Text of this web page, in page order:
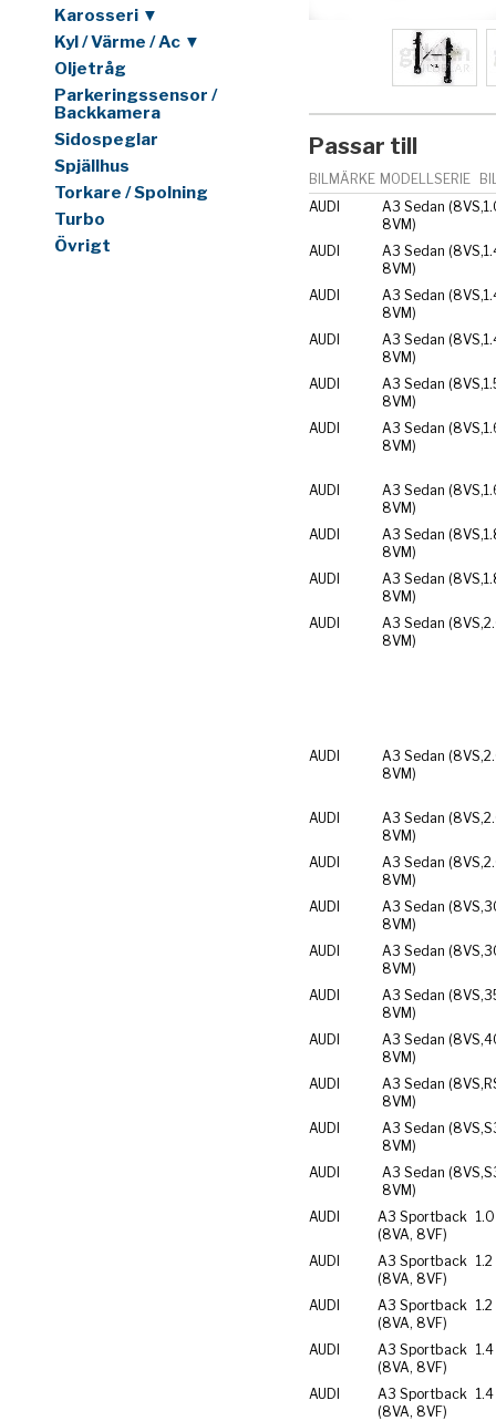
Karosseri ▼
Kyl / Värme / Ac ▼
Oljetråg
Parkeringssensor /
Backkamera
Sidospeglar
Spjällhus
Torkare / Spolning
Turbo
Övrigt
Passar till
BILMÄRKE MODELLSERIE
AUDI
A3 Sedan (8VS,
8VM)
AUDI
A3 Sedan (8VS,
8VM)
AUDI
A3 Sedan (8VS,
8VM)
AUDI
A3 Sedan (8VS,
8VM)
AUDI
A3 Sedan (8VS,
8VM)
AUDI
A3 Sedan (8VS,
8VM)
AUDI
A3 Sedan (8VS,
8VM)
AUDI
A3 Sedan (8VS,
8VM)
AUDI
A3 Sedan (8VS,
8VM)
AUDI
A3 Sedan (8VS,
8VM)
AUDI
A3 Sedan (8VS,
8VM)
AUDI
A3 Sedan (8VS,
8VM)
AUDI
A3 Sedan (8VS,
8VM)
AUDI
A3 Sedan (8VS,
8VM)
AUDI
A3 Sedan (8VS,
8VM)
AUDI
A3 Sedan (8VS,
8VM)
AUDI
A3 Sedan (8VS,
8VM)
AUDI
A3 Sedan (8VS,
8VM)
AUDI
A3 Sedan (8VS,
8VM)
AUDI
A3 Sedan (8VS,
8VM)
AUDI
A3 Sportback
(8VA, 8VF)
AUDI
A3 Sportback
(8VA, 8VF)
AUDI
A3 Sportback
(8VA, 8VF)
AUDI
A3 Sportback
(8VA, 8VF)
AUDI
A3 Sportback
(8VA, 8VF)